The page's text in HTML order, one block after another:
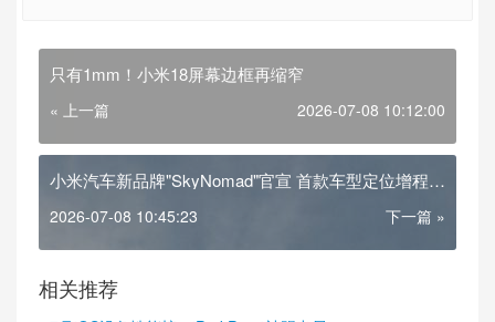
只有1mm！小米18屏幕边框再缩窄
« 上一篇 2026-07-08 10:12:00
小米汽车新品牌"SkyNomad"官宣 首款车型定位增程
2026-07-08 10:45:23 下一篇 »
相关推荐